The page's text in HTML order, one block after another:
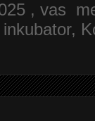
, vas